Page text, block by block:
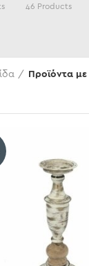
46 Products
Προϊόντα με